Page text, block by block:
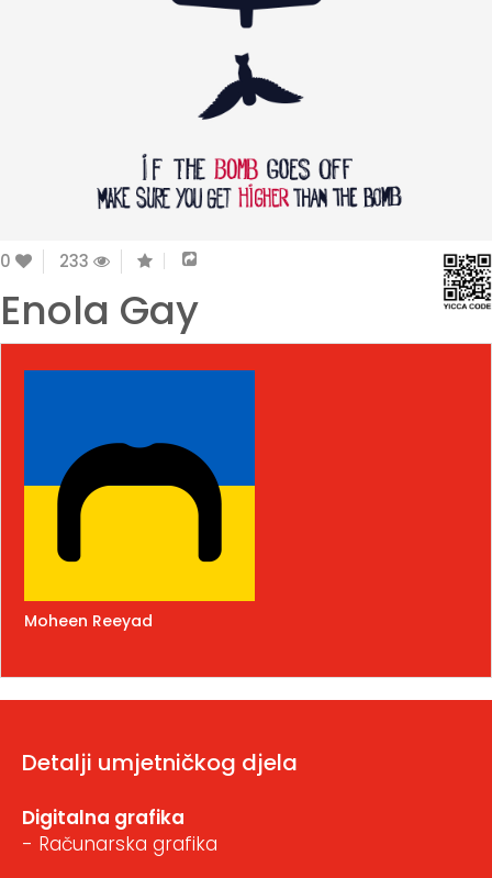
0 233
Enola Gay
Moheen Reeyad
Detalji umjetničkog djela
Digitalna grafika
- Računarska grafika